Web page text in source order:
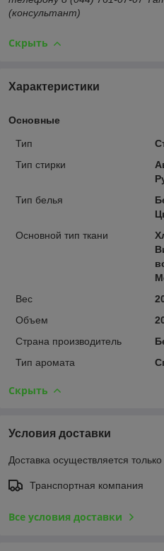
(консультант)
Скрыть
Характеристики
Основные
Тип
Тип стирки
Тип белья
Основной тип ткани
Вес
Объем
Страна производитель
Тип аромата
Скрыть
Условия доставки
Доставка осуществляется
Транспортная компания
Все условия доставки